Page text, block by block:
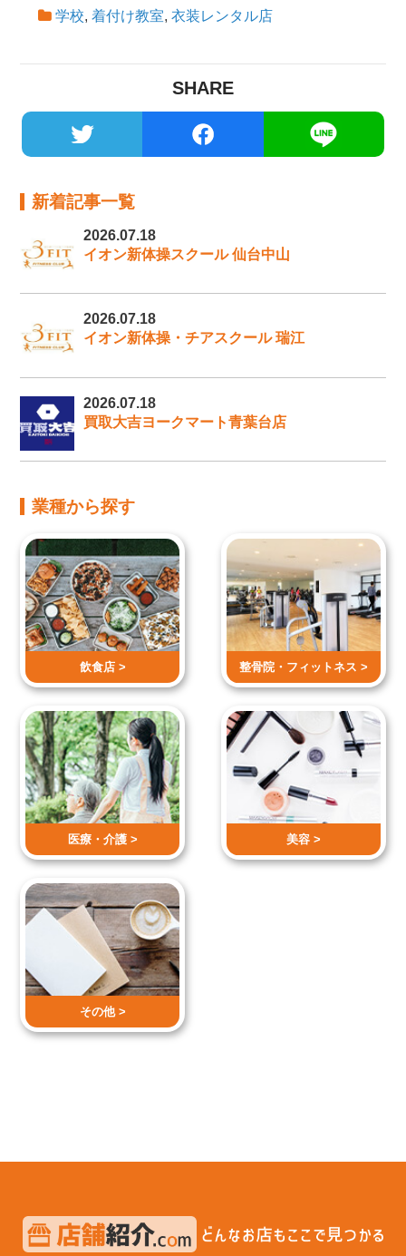
学校,着付け教室,衣装レンタル店
SHARE
新着記事一覧
2026.07.18
イオン新体操スクール 仙台中山
2026.07.18
イオン新体操・チアスクール 瑞江
2026.07.18
買取大吉ヨークマート青葉台店
業種から探す
飲食店 > 整骨院・ フィットネス >
医療・介護 > 美容 >
その他 >